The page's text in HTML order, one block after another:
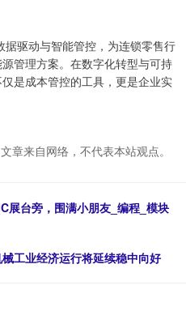
驱动与智能管控，为连锁零售行
管理方案。在数字化转型与可持
是成本管控的工具，更是企业实
章来自网络，不代表本站观点。
展台旁，围满小朋友_编程_模块
工业经济运行将延续稳中向好